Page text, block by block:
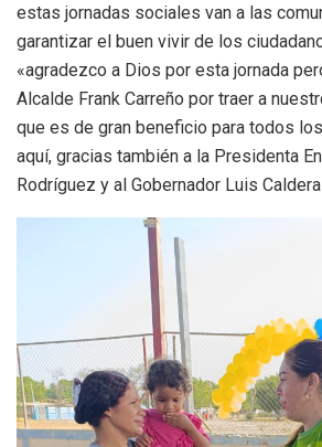
estas jornadas sociales van a las
garantizar el buen vivir de los
«agradezco a Dios por esta jornada
Alcalde Frank Carreño por traer a
que es de gran beneficio para todos
aquí, gracias también a la Presidenta
Rodríguez y al Gobernador Luis